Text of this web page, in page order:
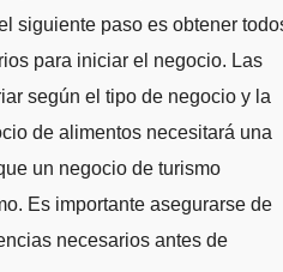
siguiente paso es obtener
para iniciar el negocio. Las
según el tipo de negocio y la
de alimentos necesitará una
un negocio de turismo
Es importante asegurarse de
necesarios antes de